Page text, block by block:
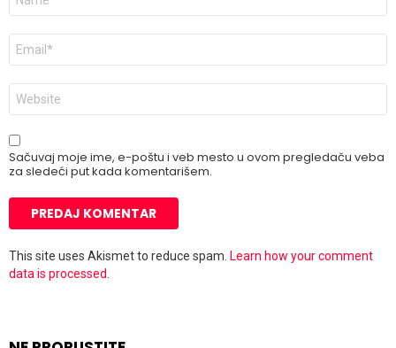
E-
pošta
*
Veb
mesto
Sačuvaj moje ime, e-poštu i veb mesto u ovom pregledaču veba
za sledeći put kada komentarišem.
This site uses Akismet to reduce spam. Learn how your comment
data is processed.